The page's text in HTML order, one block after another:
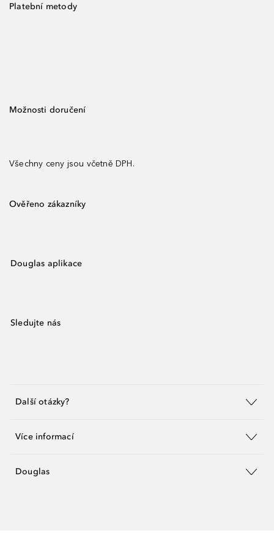
Platební metody
Možnosti doručení
Všechny ceny jsou včetně DPH.
Ověřeno zákazníky
Douglas aplikace
Sledujte nás
Další otázky?
Více informací
Douglas